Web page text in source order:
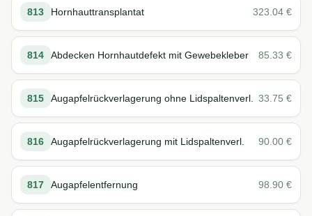
813 Hornhauttransplantat 323.04 €
814 Abdecken Hornhautdefekt mit Gewebekleber 85.33 €
815 Augapfelrückverlagerung ohne Lidspaltenverl. 33.75 €
816 Augapfelrückverlagerung mit Lidspaltenverl. 90.00 €
817 Augapfelentfernung 98.90 €